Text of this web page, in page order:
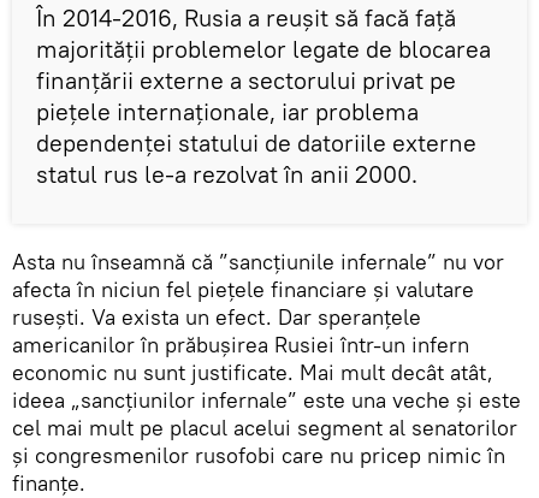
În 2014-2016, Rusia a reușit să facă față
majorității problemelor legate de blocarea
finanțării externe a sectorului privat pe
piețele internaționale, iar problema
dependenței statului de datoriile externe
statul rus le-a rezolvat în anii 2000.
Asta nu înseamnă că ”sancțiunile infernale” nu vor
afecta în niciun fel piețele financiare și valutare
rusești. Va exista un efect. Dar speranțele
americanilor în prăbușirea Rusiei într-un infern
economic nu sunt justificate. Mai mult decât atât,
ideea „sancțiunilor infernale” este una veche și este
cel mai mult pe placul acelui segment al senatorilor
și congresmenilor rusofobi care nu pricep nimic în
finanțe.